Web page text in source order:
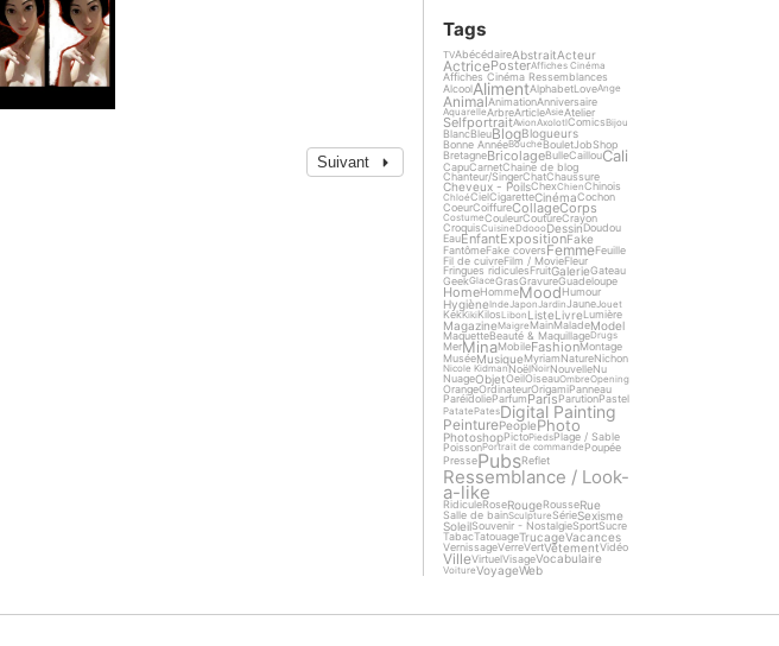
Suivant
Tags
TVAbécédaireAbstraitActeur
ActricePosterAffiches Cinéma
Affiches Cinéma Ressemblances
AlcoolAlimentAlphabetLoveAnge
AnimalAnimationAnniversaire
AquarelleArbreArticleAsieAtelier
SelfportraitAvionAxolotlComicsBijou
BlancBleuBlogBlogueurs
Bonne AnnéeBoucheBouletJobShop
BretagneBricolageBulleCaillouCali
CapuCarnetChaine de blog
Chanteur/SingerChatChaussure
Cheveux - PoilsChexChienChinois
ChloéCielCigaretteCinémaCochon
CoeurCoiffureCollageCorps
CostumeCouleurCoutureCrayon
CroquisCuisineDdoooDessinDoudou
EauEnfantExpositionFake
FantômeFake coversFemmeFeuille
Fil de cuivreFilm / MovieFleur
Fringues ridiculesFruitGalerieGateau
GeekGlaceGrasGravureGuadeloupe
HomeHommeMoodHumour
HygièneInde Japon JardinJaune Jouet
KekKikiKilosLibon ListeLivreLumière
MagazineMaigre MainMaladeModel
MaquetteBeauté & MaquillageDrugs
MerMinaMobileFashionMontage
MuséeMusiqueMyriamNatureNichon
Nicole KidmanNoëlNoirNouvelleNu
NuageObjetOeilOiseauOmbreOpening
OrangeOrdinateurOrigamiPanneau
ParéidolieParfumParisParutionPastel
PatatePatesDigital Painting
PeinturePeoplePhoto
PhotoshopPictoPiedsPlage / Sable
PoissonPortrait de commande Poupée
PressePubsReflet
Ressemblance / Look-
a-like
RidiculeRoseRougeRousseRue
Salle de bainSculptureSérieSexisme
SoleilSouvenir - NostalgieSportSucre
TabacTatouageTrucageVacances
VernissageVerreVertVêtementVidéo
VilleVirtuelVisageVocabulaire
VoitureVoyageWeb